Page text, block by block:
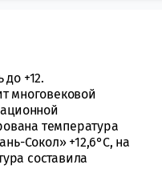
+12.
многовековой
температура
Сокол» +12,6°С, на
составила